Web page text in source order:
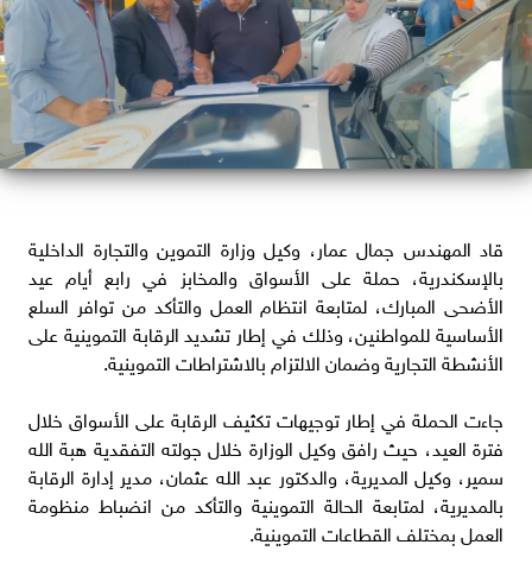
قاد المهندس جمال عمار، وكيل وزارة التموين والتجارة الداخلية
بالإسكندرية، حملة على الأسواق والمخابز في رابع أيام عيد
الأضحى المبارك، لمتابعة انتظام العمل والتأكد من توافر السلع
الأساسية للمواطنين، وذلك في إطار تشديد الرقابة التموينية على
الأنشطة التجارية وضمان الالتزام بالاشتراطات التموينية.
جاءت الحملة في إطار توجيهات تكثيف الرقابة على الأسواق خلال
فترة العيد، حيث رافق وكيل الوزارة خلال جولته التفقدية هبة الله
سمير، وكيل المديرية، والدكتور عبد الله عثمان، مدير إدارة الرقابة
بالمديرية، لمتابعة الحالة التموينية والتأكد من انضباط منظومة
العمل بمختلف القطاعات التموينية.